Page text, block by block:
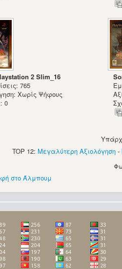
2 Slim_16
765
Χωρίς Ψήφους
0
TOP 12: Μεγαλύτερη Αξιολόγηση-
στο Άλμπουμ